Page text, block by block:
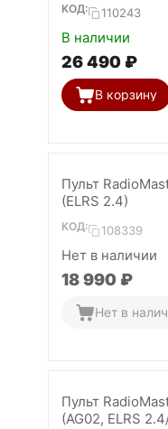
КОД: 110243
В наличии
26 490 ₽
В корзину
Пульт
(ELRS 2.4)
КОД: 108339
Нет в наличии
18 990 ₽
Нет в
Пульт
(AG02, ELRS